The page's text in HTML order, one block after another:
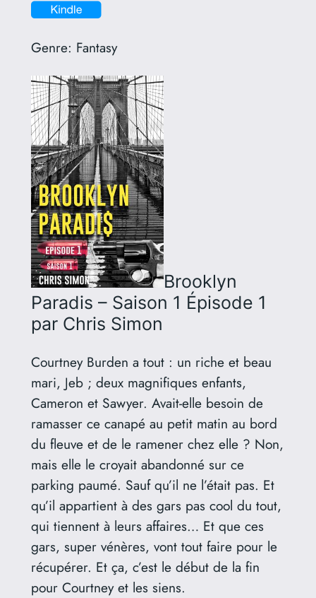
Genre: Fantasy
Brooklyn
Paradis – Saison 1 Épisode 1
par Chris Simon
Courtney Burden a tout : un riche et beau
mari, Jeb ; deux magnifiques enfants,
Cameron et Sawyer. Avait-elle besoin de
ramasser ce canapé au petit matin au bord
du fleuve et de le ramener chez elle ? Non,
mais elle le croyait abandonné sur ce
parking paumé. Sauf qu’il ne l’était pas. Et
qu’il appartient à des gars pas cool du tout,
qui tiennent à leurs affaires… Et que ces
gars, super vénères, vont tout faire pour le
récupérer. Et ça, c’est le début de la fin
pour Courtney et les siens.